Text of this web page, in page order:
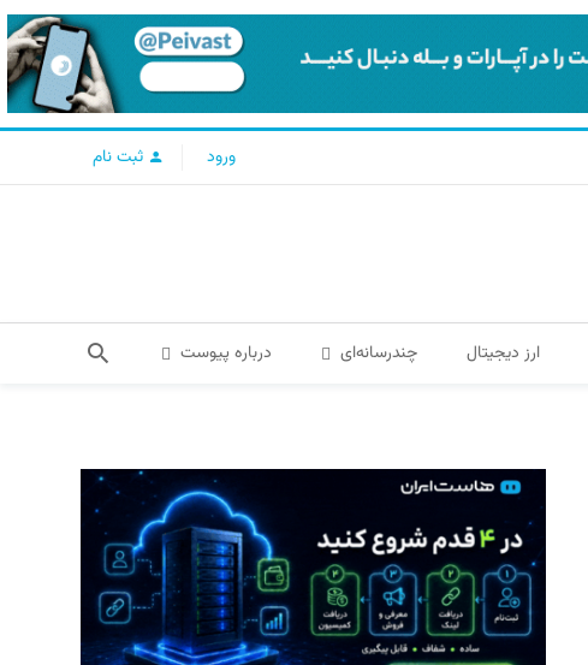
ورود ثبت نام
ارز دیجیتال چندرسانه‌ای درباره پیوست